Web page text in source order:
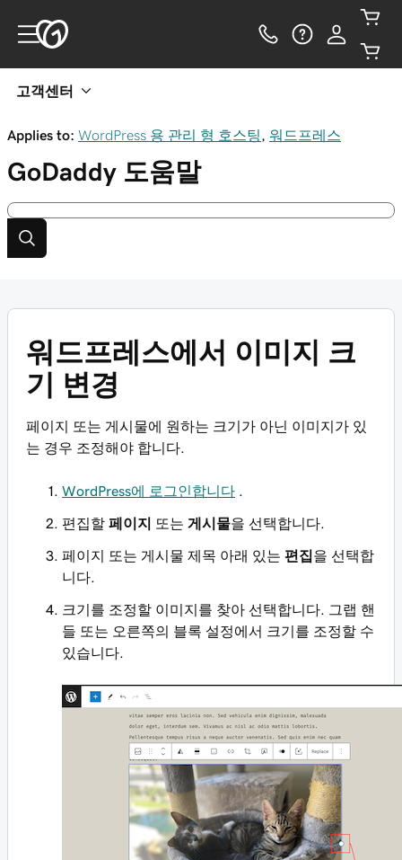
고객센터
Applies to: WordPress 용 관리 형 호스팅 워드프레스
GoDaddy 도움말
워드프레스에서 이미지 크
기 변경
페이지 또는 게시물에 원하는 크기가 아닌 이미지가 있
는 경우 조정해야 합니다.
WordPress에 로그인합니다
편집할 페이지 또는 게시물을 선택합니다.
페이지 또는 게시물 제목 아래 있는 편집을 선택합
니다.
크기를 조정할 이미지를 찾아 선택합니다. 그랩 핸
들 또는 오른쪽의 블록 설정에서 크기를 조정할 수
있습니다.